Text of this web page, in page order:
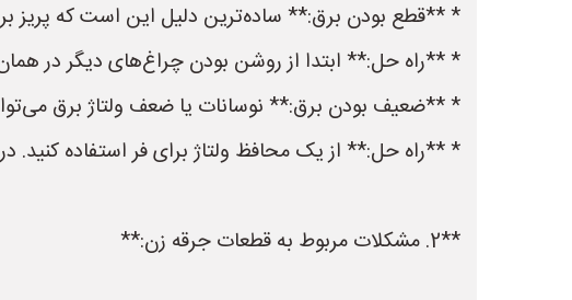
* **قطع بودن برق:** ساده‌ترین دلیل این است که پریز
* **راه حل:** ابتدا از روشن بودن چراغ‌های دیگر در
* **ضعیف بودن برق:** نوسانات یا ضعف ولتاژ برق
* **راه حل:** از یک محافظ ولتاژ برای فر استفاده کنید.
**2. مشکلات مربوط به قطعات جرقه زن:**